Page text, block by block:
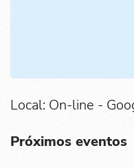
Local: On-line -
Próximos eventos